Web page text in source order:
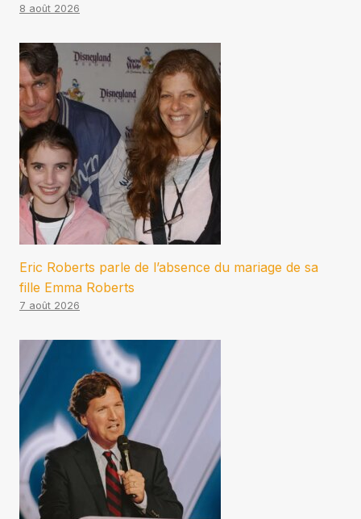
8 août 2026
Eric Roberts parle de l’absence du mariage de sa
fille Emma Roberts
7 août 2026